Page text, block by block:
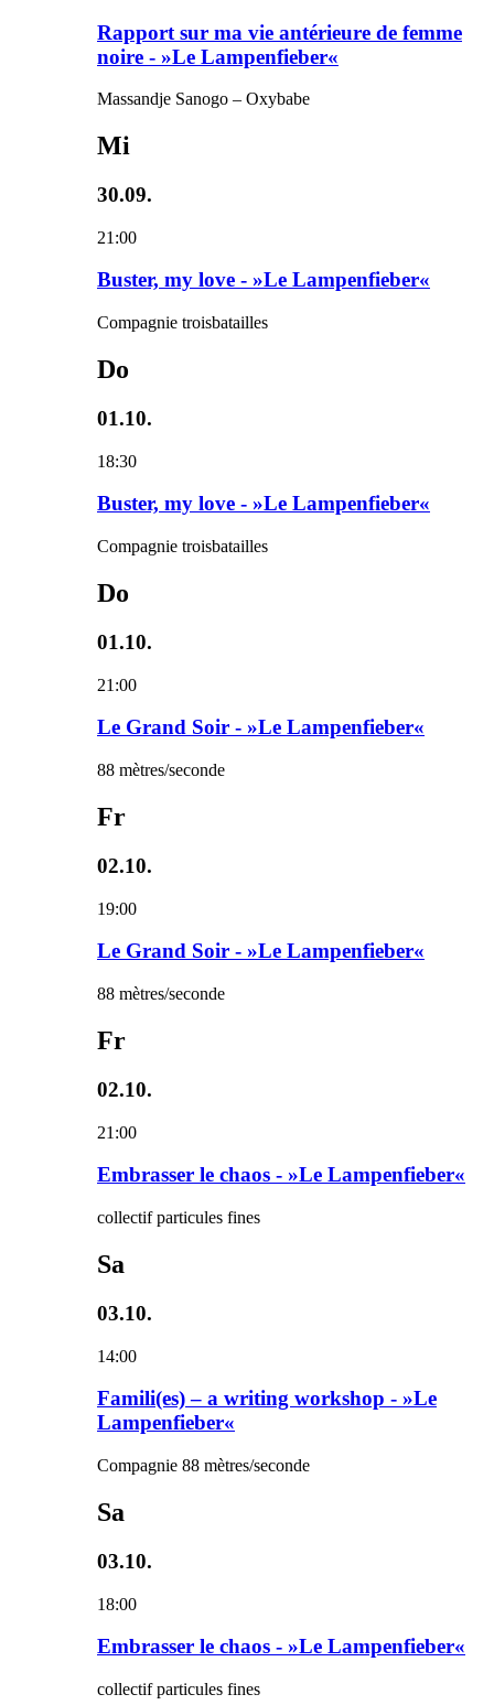
Rapport sur ma vie antérieure de femme
noire - »Le Lampenfieber«
Massandje Sanogo – Oxybabe
Mi
30.09.
21:00
Buster, my love - »Le Lampenfieber«
Compagnie troisbatailles
Do
01.10.
18:30
Buster, my love - »Le Lampenfieber«
Compagnie troisbatailles
Do
01.10.
21:00
Le Grand Soir - »Le Lampenfieber«
88 mètres/seconde
Fr
02.10.
19:00
Le Grand Soir - »Le Lampenfieber«
88 mètres/seconde
Fr
02.10.
21:00
Embrasser le chaos - »Le Lampenfieber«
collectif particules fines
Sa
03.10.
14:00
Famili(es) – a writing workshop - »Le
Lampenfieber«
Compagnie 88 mètres/seconde
Sa
03.10.
18:00
Embrasser le chaos - »Le Lampenfieber«
collectif particules fines